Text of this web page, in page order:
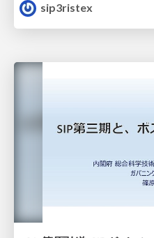
sip3ristex